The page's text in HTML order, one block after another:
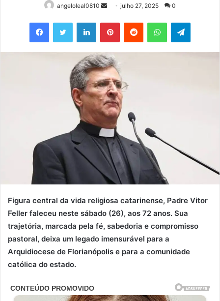
angeloleal0810
Mande
e-
julho 27, 2025 0
FacebookTwitter LinkedinPinterestReddit WhatsAppTelegram
Figura central da vida religiosa catarinense, Padre Vitor
Feller faleceu neste sábado (26), aos 72 anos. Sua
trajetória, marcada pela fé, sabedoria e compromisso
pastoral, deixa um legado imensurável para a
Arquidiocese de Florianópolis e para a comunidade
católica do estado.